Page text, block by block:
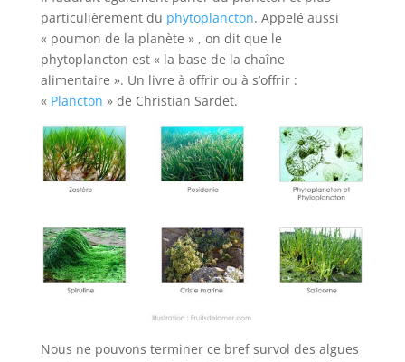
particulièrement du phytoplancton. Appelé aussi
« poumon de la planète » , on dit que le
phytoplancton est « la base de la chaîne
alimentaire ». Un livre à offrir ou à s’offrir :
« Plancton » de Christian Sardet.
Nous ne pouvons terminer ce bref survol des algues